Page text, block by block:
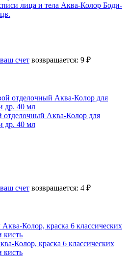
лица и тела Аква-Колор Боди-
ваш счет возвращается: 9 ₽
Аква-Колор для
др. 40 мл
ваш счет возвращается: 4 ₽
Колор, краска 6 классических
кисть